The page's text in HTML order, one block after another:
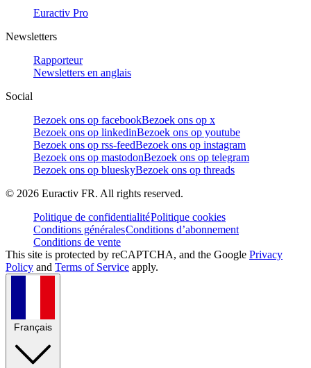
Euractiv Pro
Newsletters
Rapporteur
Newsletters en anglais
Social
Bezoek ons op facebookBezoek ons op x
Bezoek ons op linkedinBezoek ons op youtube
Bezoek ons op rss-feedBezoek ons op instagram
Bezoek ons op mastodonBezoek ons op telegram
Bezoek ons op blueskyBezoek ons op threads
© 2026 Euractiv FR. All rights reserved.
Politique de confidentialitéPolitique cookies
Conditions généralesConditions d’abonnement
Conditions de vente
This site is protected by reCAPTCHA, and the Google Privacy
Policy and Terms of Service apply.
Français